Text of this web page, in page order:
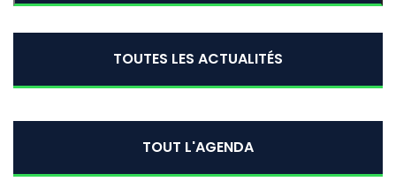
TOUTES LES ACTUALITÉS
TOUT L'AGENDA